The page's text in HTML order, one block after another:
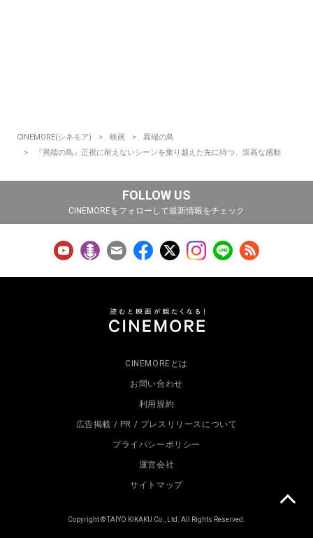
CINEMORE(シネモア) 映画
異端の鳥
『異端の鳥』正視に耐えないシーンを乗り越えた先に待つ、崇高な感動
FOLLOW US
CINEMOREをフォローして最新情報をチェック
CINEMOREとは
お問い合わせ
利用規約
広告掲載 / PR / プレスリリースについて
プライバシーポリシー
運営会社
サイトマップ
Copyright © TAIYO KIKAKU Co., Ltd. All Rights Reserved.